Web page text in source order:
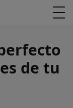
de tu